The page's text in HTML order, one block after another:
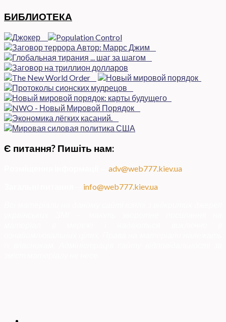
БИБЛИОТЕКА
Є питання? Пишіть нам:
adv@web777.kiev.ua
info@web777.kiev.ua